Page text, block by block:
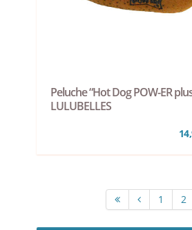
Peluche “Hot Dog POW-ER
LULUBELLES
1 2